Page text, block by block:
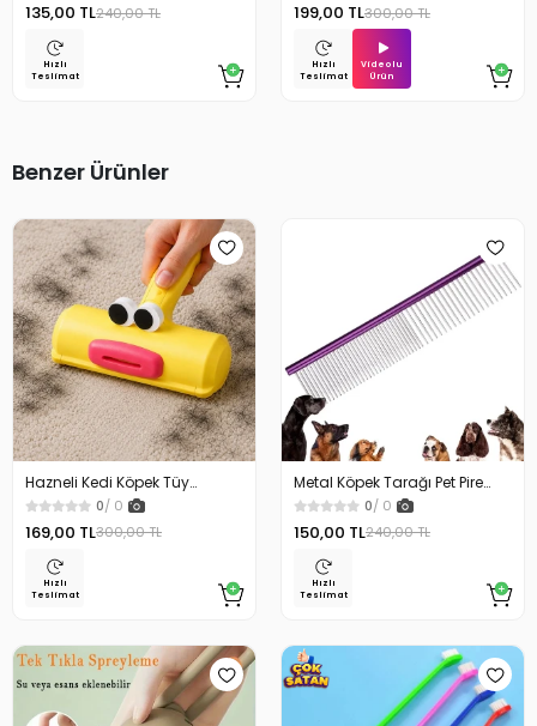
135,00 TL240,00 TL
Hızlı
Teslimat
199,00 TL300,00 TL
Hızlı
Teslimat
Videolu
Ürün
Benzer Ürünler
Hazneli Kedi Köpek Tüy
Temizleyici Kıl Toplayıcı Ördek
Tasarımlı
0/ 0
169,00 TL300,00 TL
Hızlı
Teslimat
Metal Köpek Tarağı Pet Pire
Tarağı Kıtık Açıcı
0/ 0
150,00 TL240,00 TL
Hızlı
Teslimat